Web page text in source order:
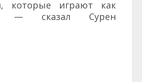
которые играют как
— сказал Сурен